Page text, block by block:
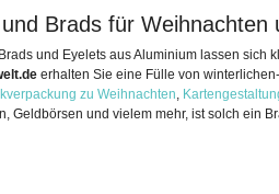
Brads für Weihnachten
und Eyelets aus Aluminium lassen sich
erhalten Sie eine Fülle von
zu Weihnachten,
Geldbörsen und vielem mehr, ist solch ein